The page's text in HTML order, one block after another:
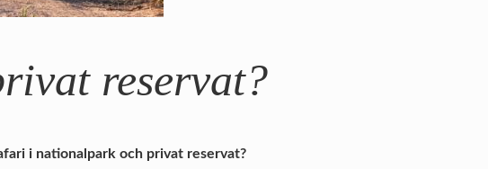
reservat?
i nationalpark och privat reservat?